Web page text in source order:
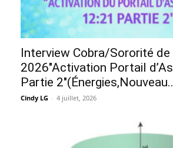
Interview Cobra/Sororité de
2026″Activation Portail
Partie
Cindy LG - 4 juillet, 2026